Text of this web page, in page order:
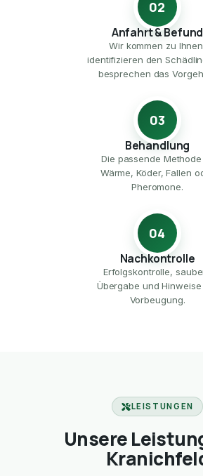
02
Anfahrt & Befund
Wir kommen zu
identifizieren den
besprechen das
03
Behandlung
Die passende
Wärme, Köder, Fallen
Pheromone.
04
Nachkontrolle
Erfolgskontrolle,
Übergabe und
Vorbeugung.
LEISTUNGEN
Unsere